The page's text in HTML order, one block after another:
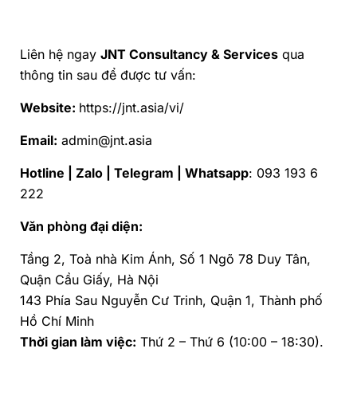
Liên hệ ngay JNT Consultancy & Services qua
thông tin sau để được tư vấn:
Website: https://jnt.asia/vi/
Email: admin@jnt.asia
Hotline | Zalo | Telegram | Whatsapp: 093 193 6
222
Văn phòng đại diện:
Tầng 2, Toà nhà Kim Ánh, Số 1 Ngõ 78 Duy Tân,
Quận Cầu Giấy, Hà Nội
143 Phía Sau Nguyễn Cư Trinh, Quận 1, Thành phố
Hồ Chí Minh
Thời gian làm việc: Thứ 2 – Thứ 6 (10:00 – 18:30).